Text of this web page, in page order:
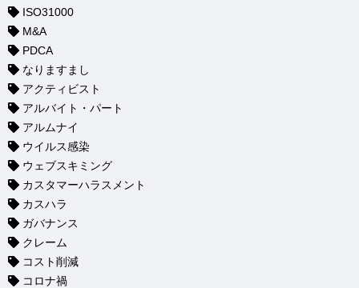
ISO31000
M&A
PDCA
なりますまし
アクティビスト
アルバイト・パート
アルムナイ
ウイルス感染
ウェブスキミング
カスタマーハラスメント
カスハラ
ガバナンス
クレーム
コスト削減
コロナ禍